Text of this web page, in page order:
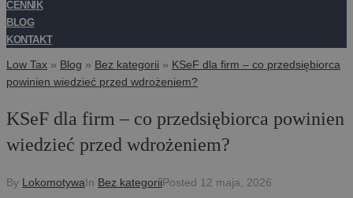
CENNIK
BLOG
KONTAKT
Low Tax » Blog » Bez kategorii » KSeF dla firm – co przedsiębiorca
powinien wiedzieć przed wdrożeniem?
KSeF dla firm – co przedsiębiorca powinien
wiedzieć przed wdrożeniem?
By LokomotywaIn Bez kategoriiPosted 12 maja, 2026